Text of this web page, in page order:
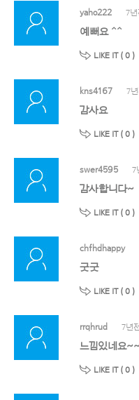
yaho222 7년
예뻐요 ^^
LIKE IT ( 0 )
kns4167 7년
감사요
LIKE IT ( 0 )
swer4595 7
감사합니다~
LIKE IT ( 0 )
chfhdhappy
굿굿
LIKE IT ( 0 )
rrqhrud 7년전
느낌있네요~~
LIKE IT ( 0 )